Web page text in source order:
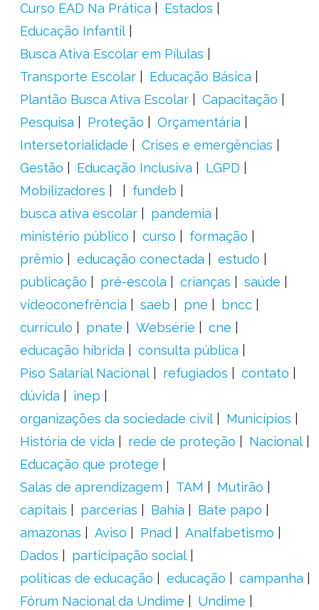
Curso EAD Na Prática
Estados
Educação Infantil
Busca Ativa Escolar em Pílulas
Transporte Escolar
Educação Básica
Plantão Busca Ativa Escolar
Capacitação
Pesquisa
Proteção
Orçamentária
Intersetorialidade
Crises e emergências
Gestão
Educação Inclusiva
LGPD
Mobilizadores
fundeb
busca ativa escolar
pandemia
ministério público
curso
formação
prêmio
educação conectada
estudo
publicação
pré-escola crianças
saúde
videoconefrência
saeb pne
bncc
currículo
pnate Websérie
cne
educação híbrida
consulta pública
Piso Salarial Nacional
refugiados
contato
dúvida
inep
organizações da sociedade civil
Municípios
História de vida
rede de proteção
Nacional
Educação que protege
Salas de aprendizagem
TAM
Mutirão
capitais
parcerias Bahia
Bate papo
amazonas
Aviso Pnad
Analfabetismo
Dados
participação social
políticas de educação
educação
campanha
Fórum Nacional da Undime
Undime